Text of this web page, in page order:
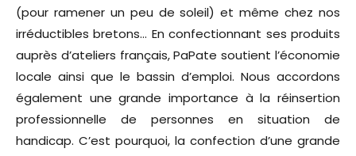
(pour ramener un peu de soleil) et même chez nos
irréductibles bretons… En confectionnant ses produits
auprès d’ateliers français, PaPate soutient l’économie
locale ainsi que le bassin d’emploi. Nous accordons
également une grande importance à la réinsertion
professionnelle de personnes en situation de
handicap. C’est pourquoi, la confection d’une grande